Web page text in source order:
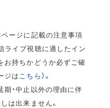
ページに記載の注意事項
ライブ視聴に適したイン
お持ちかどうか必ずご確
ジは こちら）。
期・中止以外の理由に伴
は出来ません。